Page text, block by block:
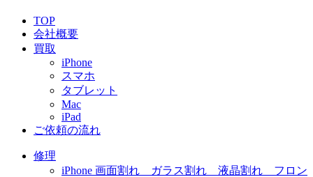
TOP
会社概要
買取
iPhone
スマホ
タブレット
Mac
iPad
ご依頼の流れ
修理
iPhone 画面割れ ガラス割れ 液晶割れ フロン